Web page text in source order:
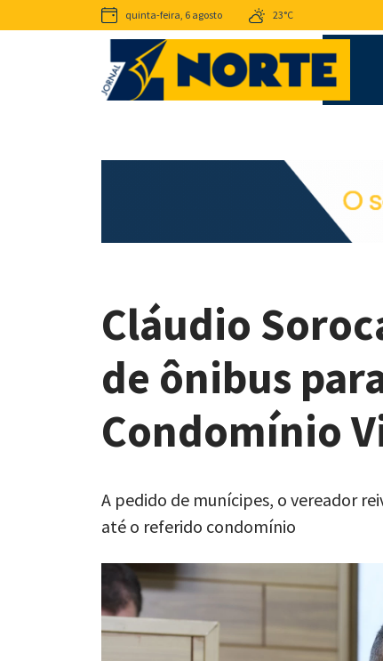
quinta-feira, 6 agosto 23°C
Cláudio
de ônibus
Condomínio
A pedido de munícipes, o vereador
até o referido condomínio